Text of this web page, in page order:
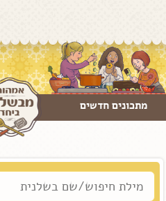
מתכונים חדשים